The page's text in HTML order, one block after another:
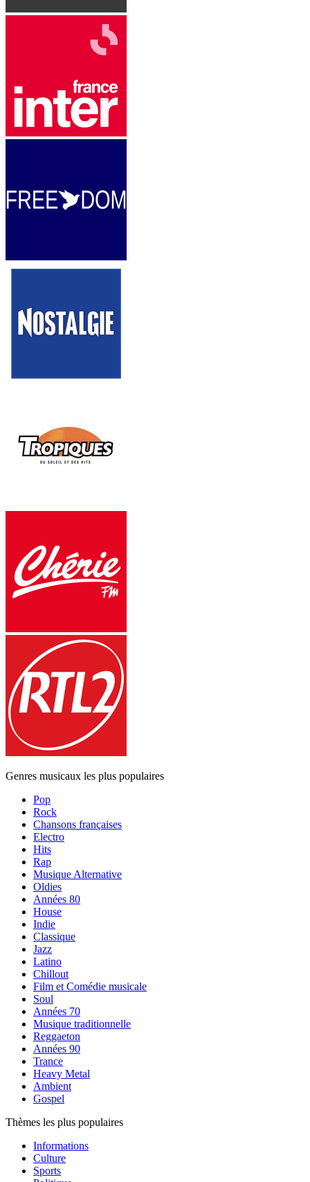
Genres musicaux les plus populaires
Pop
Rock
Chansons françaises
Electro
Hits
Rap
Musique Alternative
Oldies
Années 80
House
Indie
Classique
Jazz
Latino
Chillout
Film et Comédie musicale
Soul
Années 70
Musique traditionnelle
Reggaeton
Années 90
Trance
Heavy Metal
Ambient
Gospel
Thèmes les plus populaires
Informations
Culture
Sports